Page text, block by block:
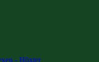
- Höxter